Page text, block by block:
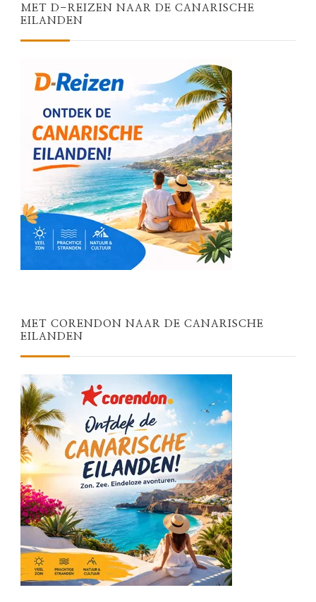
MET D-REIZEN NAAR DE CANARISCHE
EILANDEN
MET CORENDON NAAR DE CANARISCHE
EILANDEN